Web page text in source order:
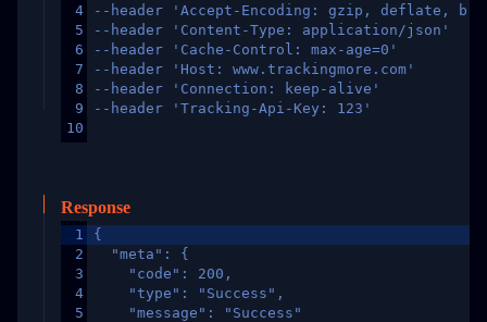
4
5
6
7
8
9
10
--header 'Accept-Encoding: gzip, deflate,
--header 'Content-Type: application/json'
--header 'Cache-Control: max-age=0'
--header 'Host: www.trackingmore.com'
--header 'Connection: keep-alive'
--header 'Tracking-Api-Key: 123'
Response
1
2
3
4
5
{
  "meta": {
    "code": 200,
    "type": "Success",
    "message": "Success"